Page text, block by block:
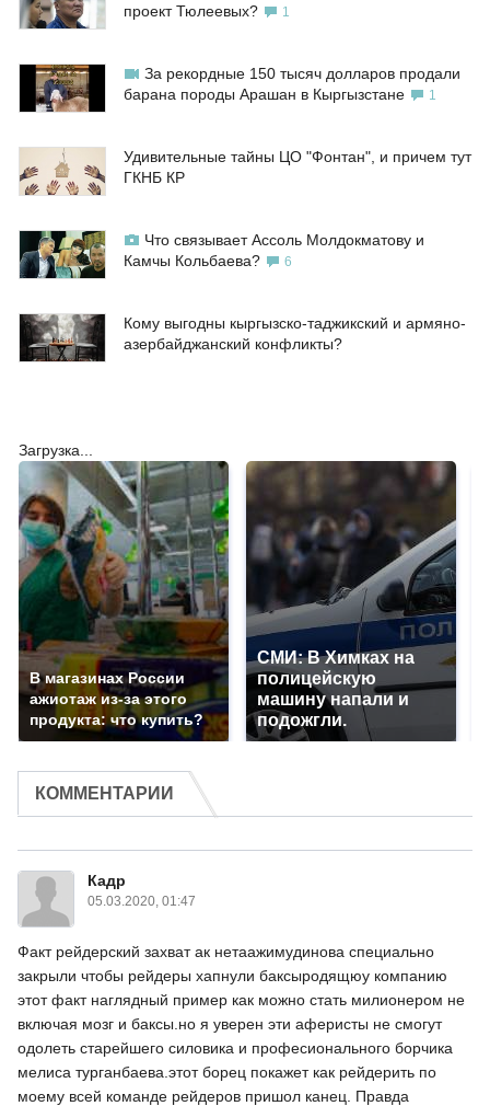
проект Тюлеевых?
1
За рекордные 150 тысяч долларов продали
барана породы Арашан в Кыргызстане
1
Удивительные тайны ЦО "Фонтан", и причем тут
ГКНБ КР
Что связывает Ассоль Молдокматову и
Камчы Кольбаева?
6
Кому выгодны кыргызско-таджикский и армяно-
азербайджанский конфликты?
Загрузка...
В магазинах России
ажиотаж из-за этого
продукта: что купить?
СМИ: В Химках на
полицейскую
машину напали и
подожгли.
КОММЕНТАРИИ
Кадр
05.03.2020, 01:47
Факт рейдерский захват ак нетаажимудинова специально
закрыли чтобы рейдеры хапнули баксыродящюу компанию
этот факт наглядный пример как можно стать милионером не
включая мозг и баксы.но я уверен эти аферисты не смогут
одолеть старейшего силовика и професионального борчика
мелиса турганбаева.этот борец покажет как рейдерить по
моему всей команде рейдеров пришол канец. Правда